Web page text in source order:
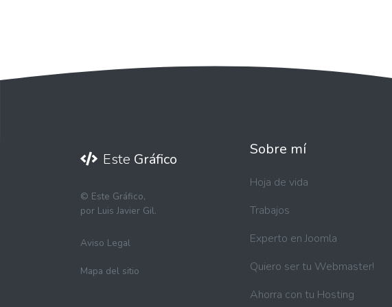
Este Gráfico
© Este Gráfico,
por Luis Javier Gil.
Aviso Legal
Mapa del sitio
Sobre mí
Hoja de vida
Trabajos
Experto en Joomla
Quiero ser tu Webmaster!
Ahorra con tu Hosting